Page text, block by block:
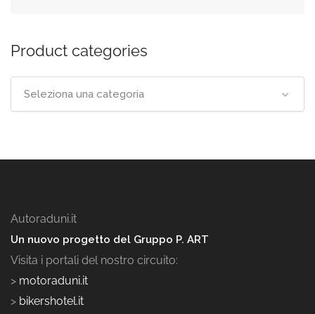
Product categories
Seleziona una categoria
Autoraduni.it
Un nuovo progetto del Gruppo P. ART
Visita i portali del nostro circuito:
> motoraduni.it
> bikershotel.it